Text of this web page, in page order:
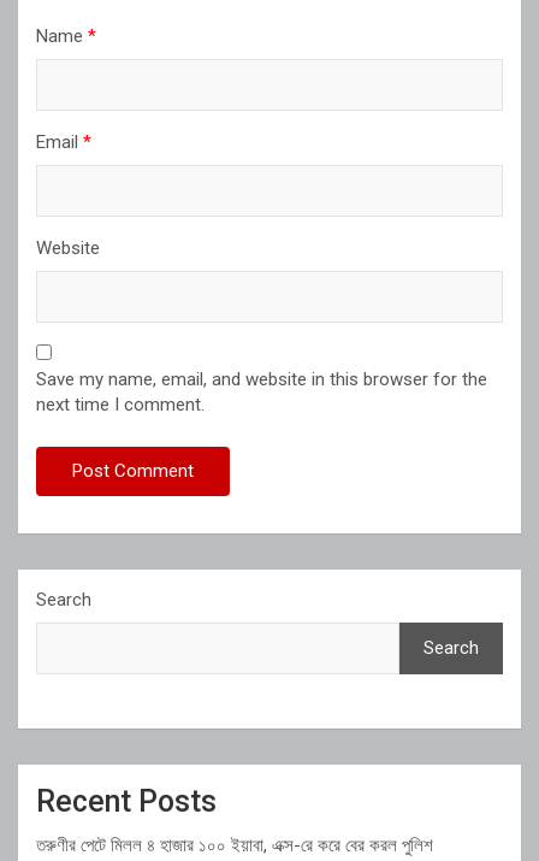
Name *
Email *
Website
Save my name, email, and website in this browser for the
next time I comment.
Search
Search
Recent Posts
তরুণীর পেটে মিলল ৪ হাজার ১০০ ইয়াবা, এক্স-রে করে বের করল পুলিশ